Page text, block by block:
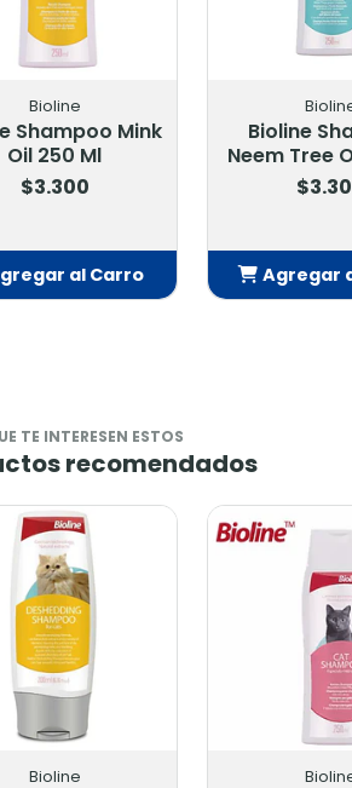
Bioline
Shampoo Mink
Oil 250 Ml
$3.300
al Carro
Bioline
Neem Tree
Agregar
TE INTERESEN ESTOS
recomendados
Bioline